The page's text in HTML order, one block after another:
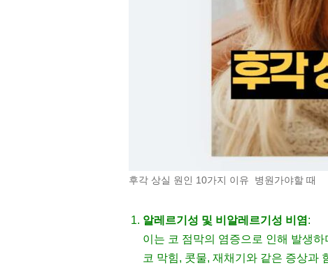
후각 상실 원인 10가지 이유 병원가야할 때
알레르기성 및 비알레르기성 비염:
이는 코 점막의 염증으로 인해 발생
코 막힘, 콧물, 재채기와 같은 증상과